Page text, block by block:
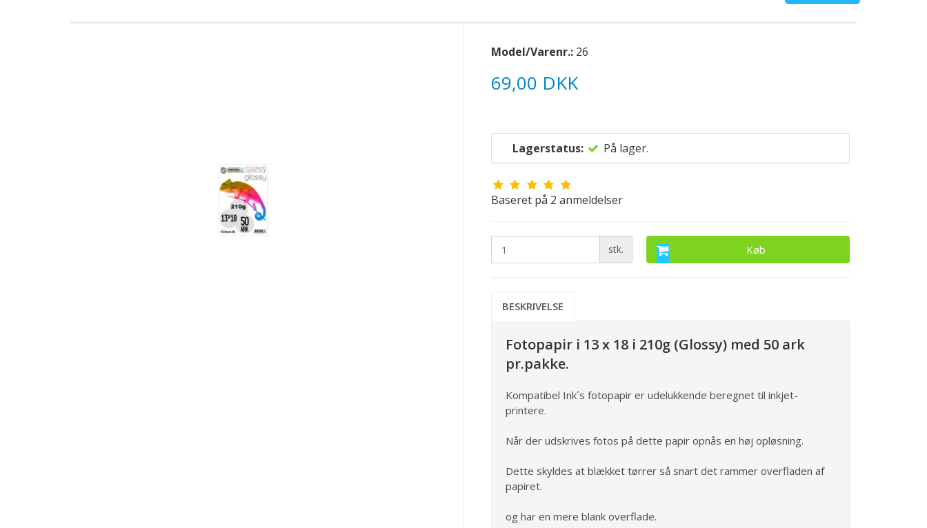
Model/Varenr.: 26
69,00 DKK
Lagerstatus: På lager.
Baseret på 2 anmeldelser
stk. Køb
BESKRIVELSE
Fotopapir i 13 x 18 i 210g (Glossy) med 50 ark
pr.pakke.
Kompatibel Ink´s fotopapir er udelukkende beregnet til inkjet-
printere.
Når der udskrives fotos på dette papir opnås en høj opløsning.
Dette skyldes at blækket tørrer så snart det rammer overfladen af
papiret.
og har en mere blank overflade.